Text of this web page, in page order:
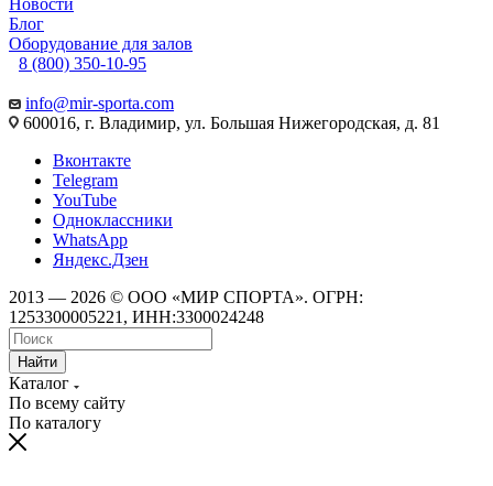
Новости
Блог
Оборудование для залов
8 (800) 350-10-95
info@mir-sporta.com
600016, г. Владимир, ул. Большая Нижегородская, д. 81
Вконтакте
Telegram
YouTube
Одноклассники
WhatsApp
Яндекс.Дзен
2013 — 2026 © ООО «МИР СПОРТА». ОГРН:
1253300005221, ИНН:3300024248
Найти
Каталог
По всему сайту
По каталогу